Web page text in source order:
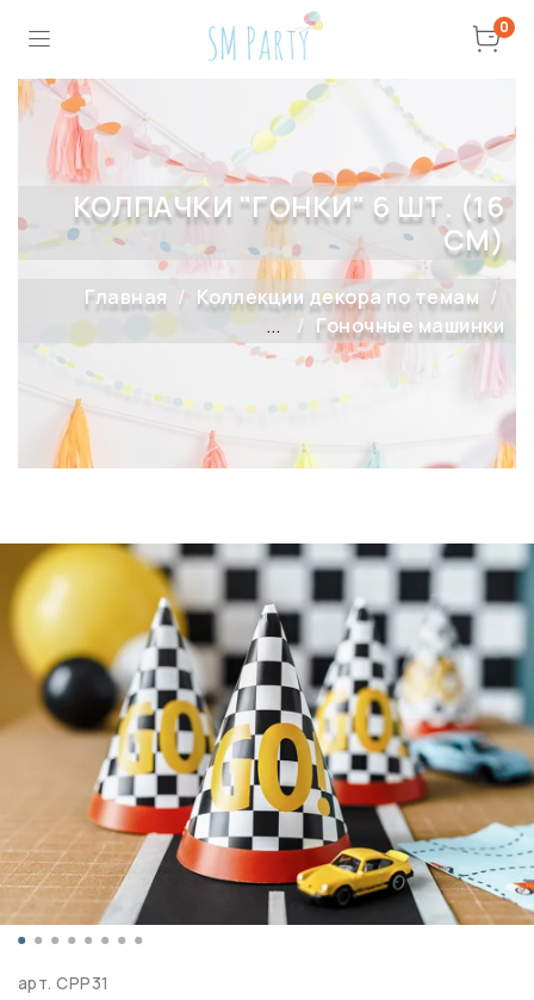
0
КОЛПАЧКИ "ГОНКИ" 6 ШТ. (16
СМ)
Главная
Коллекции декора по темам
...
Гоночные машинки
арт.CPP31